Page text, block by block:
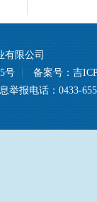
有限公司
号
备案号： 吉
举报电话：0433-